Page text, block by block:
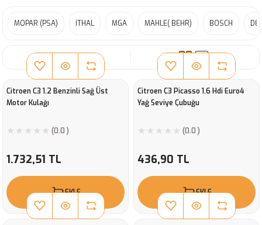
MOPAR (PSA) İTHAL MGA MAHLE( BEHR) BOSCH
Citroen C3 1.2 Benzinli Sağ Üst
Motor Kulağı
(0.0 )
1.732,51 TL
EKLE
Citroen C3 Picasso 1.6 Hdi Euro4
Yağ Seviye Çubuğu
(0.0 )
436,90 TL
EKLE